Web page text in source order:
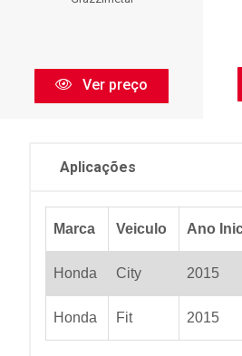
Ver preço
Aplicações
Marca Veiculo Ano
Honda City 2015
Honda Fit 2015